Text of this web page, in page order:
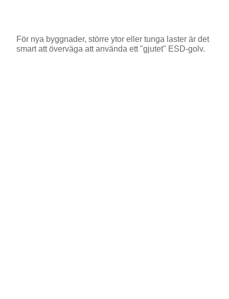
För nya byggnader, större ytor eller tunga laster är det
smart att överväga att använda ett "gjutet" ESD-golv.